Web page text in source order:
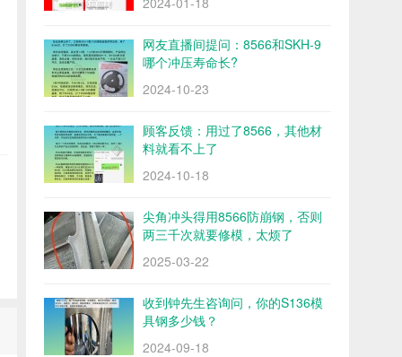
网友直播间提问：8566和SKH-9
哪个冲压寿命长?
2024-10-23
顾客反馈：用过了8566，其他材
料就看不上了
2024-10-18
尖角冲头得用8566防崩钢，否则
两三千次就要修模，太烦了
2025-03-22
收到钟先生咨询问，你的S136模
具钢多少钱？
2024-09-18